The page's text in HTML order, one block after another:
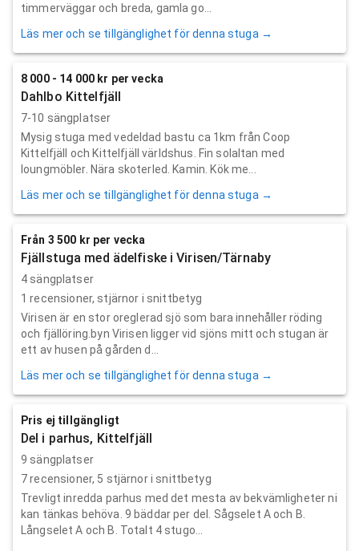
timmerväggar och breda, gamla go...
Läs mer och se tillgänglighet för denna stuga →
8 000 - 14 000 kr per vecka
Dahlbo Kittelfjäll
7-10 sängplatser
Mysig stuga med vedeldad bastu ca 1km från Coop
Kittelfjäll och Kittelfjäll världshus. Fin solaltan med
loungmöbler. Nära skoterled. Kamin. Kök me...
Läs mer och se tillgänglighet för denna stuga →
Från 3 500 kr per vecka
Fjällstuga med ädelfiske i Virisen/Tärnaby
4 sängplatser
1 recensioner, stjärnor i snittbetyg
Virisen är en stor oreglerad sjö som bara innehåller röding
och fjällöring.byn Virisen ligger vid sjöns mitt och stugan är
ett av husen på gården d...
Läs mer och se tillgänglighet för denna stuga →
Pris ej tillgängligt
Del i parhus, Kittelfjäll
9 sängplatser
7recensioner, 5 stjärnor i snittbetyg
Trevligt inredda parhus med det mesta av bekvämligheter ni
kan tänkas behöva. 9 bäddar per del. Sågselet A och B.
Långselet A och B. Totalt 4 stugo...